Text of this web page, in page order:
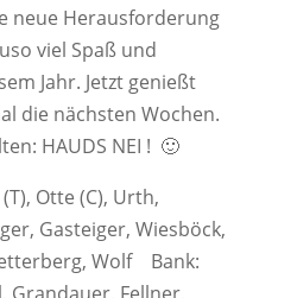
neue Herausforderung
viel Spaß und
Jahr. Jetzt genießt
die nächsten Wochen.
HAUDS NEI ! 🙂
Otte (C), Urth,
Gasteiger, Wiesböck,
Wolf Bank: